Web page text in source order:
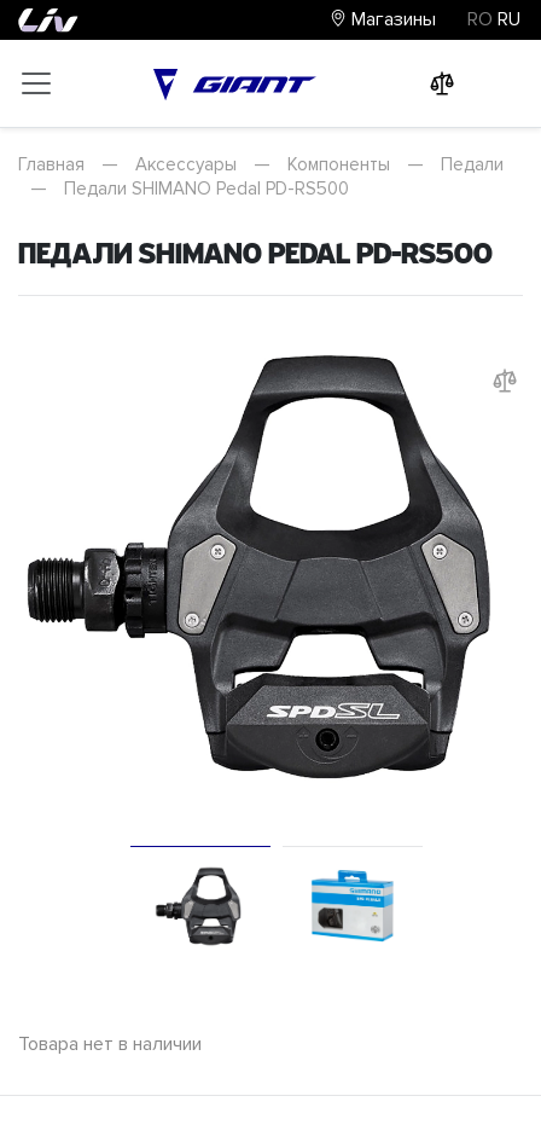
Магазины RO RU
Главная — Аксессуары — Компоненты —
Педали
—
Педали SHIMANO Pedal PD-RS500
Педали SHIMANO Pedal PD-RS500
Товара нет в наличии